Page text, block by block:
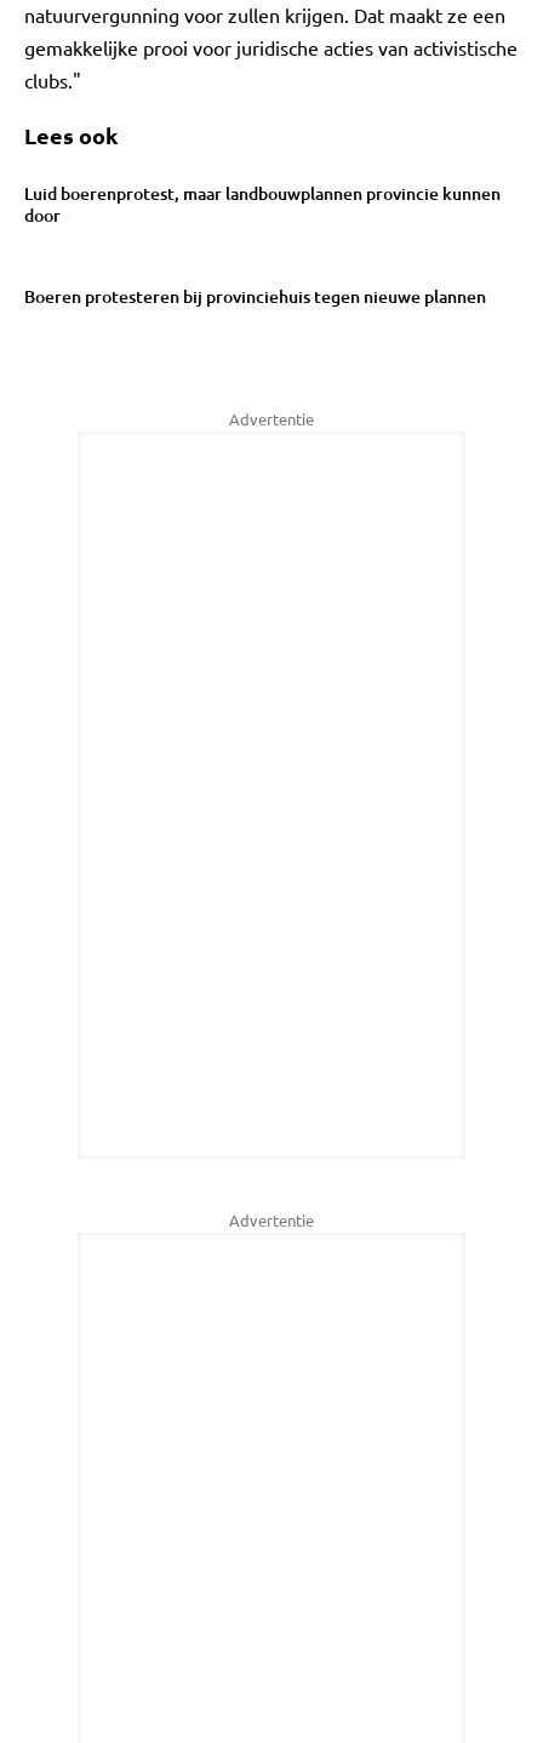
natuurvergunning voor zullen krijgen. Dat maakt ze een
gemakkelijke prooi voor juridische acties van activistische
clubs."
Lees ook
Luid boerenprotest, maar landbouwplannen provincie kunnen
door
Boeren protesteren bij provinciehuis tegen nieuwe plannen
Advertentie
Advertentie